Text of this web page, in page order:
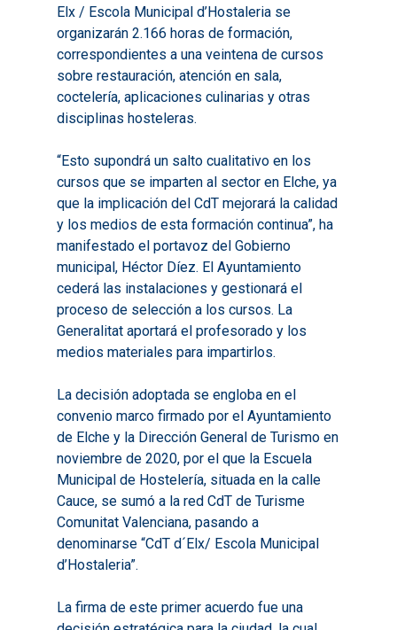
Elx / Escola Municipal d’Hostaleria se
organizarán 2.166 horas de formación,
correspondientes a una veintena de cursos
sobre restauración, atención en sala,
coctelería, aplicaciones culinarias y otras
disciplinas hosteleras.
“Esto supondrá un salto cualitativo en los
cursos que se imparten al sector en Elche, ya
que la implicación del CdT mejorará la calidad
y los medios de esta formación continua”, ha
manifestado el portavoz del Gobierno
municipal, Héctor Díez. El Ayuntamiento
cederá las instalaciones y gestionará el
proceso de selección a los cursos. La
Generalitat aportará el profesorado y los
medios materiales para impartirlos.
La decisión adoptada se engloba en el
convenio marco firmado por el Ayuntamiento
de Elche y la Dirección General de Turismo en
noviembre de 2020, por el que la Escuela
Municipal de Hostelería, situada en la calle
Cauce, se sumó a la red CdT de Turisme
Comunitat Valenciana, pasando a
denominarse “CdT d´Elx/ Escola Municipal
d’Hostaleria”.
La firma de este primer acuerdo fue una